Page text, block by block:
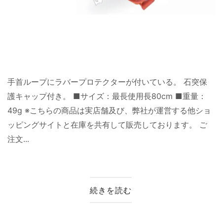
手首ループにラバープロテクターが付いている。 石突保
護キャップ付き。 ■サイズ：最長使用長80cm ■重量：
49g ※こちらの商品は実店舗及び、弊社が運営する他ショ
ッピングサイトと在庫を共有して販売しております。 ご
注文...
続きを読む